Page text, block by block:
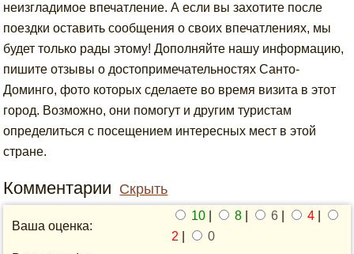
неизгладимое впечатление. А если вы захотите после
поездки оставить сообщения о своих впечатлениях, мы
будет только рады этому! Дополняйте нашу информацию,
пишите отзывы о достопримечательностях Санто-
Доминго, фото которых сделаете во время визита в этот
город. Возможно, они помогут и другим туристам
определиться с посещением интересных мест в этой
стране.
Комментарии Скрыть
Ваша оценка:
10 8 6 4
2
0